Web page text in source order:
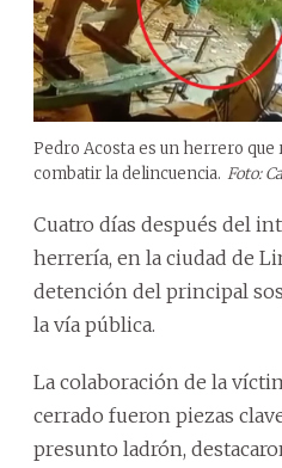
Pedro Acosta es un herrero que
combatir la delincuencia. Foto:
Cuatro días después del
herrería, en la ciudad de
detención del principal
la vía pública.
La colaboración de la
cerrado fueron piezas
presunto ladrón,